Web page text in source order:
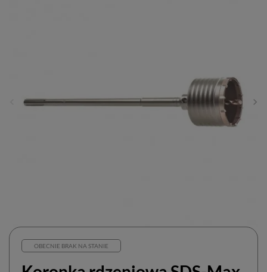
OBECNIE BRAK NA STANIE